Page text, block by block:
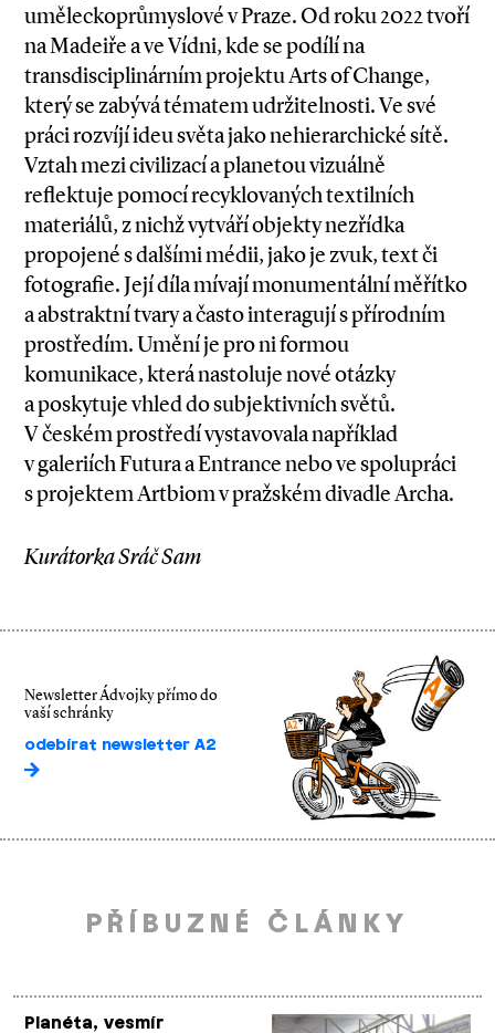
uměleckoprůmyslové v Praze. Od roku 2022 tvoří
na Madeiře a ve Vídni, kde se podílí na
transdisciplinárním projektu Arts of Change,
který se zabývá tématem udržitelnosti. Ve své
práci rozvíjí ideu světa jako nehierarchické sítě.
Vztah mezi civilizací a planetou vizuálně
reflektuje pomocí recyklovaných textilních
materiálů, z nichž vytváří objekty nezřídka
propojené s dalšími médii, jako je zvuk, text či
fotografie. Její díla mívají monumentální měřítko
a abstraktní tvary a často interagují s přírodním
prostředím. Umění je pro ni formou
komunikace, která nastoluje nové otázky
a poskytuje vhled do subjektivních světů.
V českém prostředí vystavovala například
v galeriích Futura a Entrance nebo ve spolupráci
s projektem Artbiom v pražském divadle Archa.
Kurátorka Sráč Sam
Newsletter Ádvojky přímo do
vaší schránky
odebírat newsletter A2
PŘÍBUZNÉ ČLÁNKY
Planéta, vesmír